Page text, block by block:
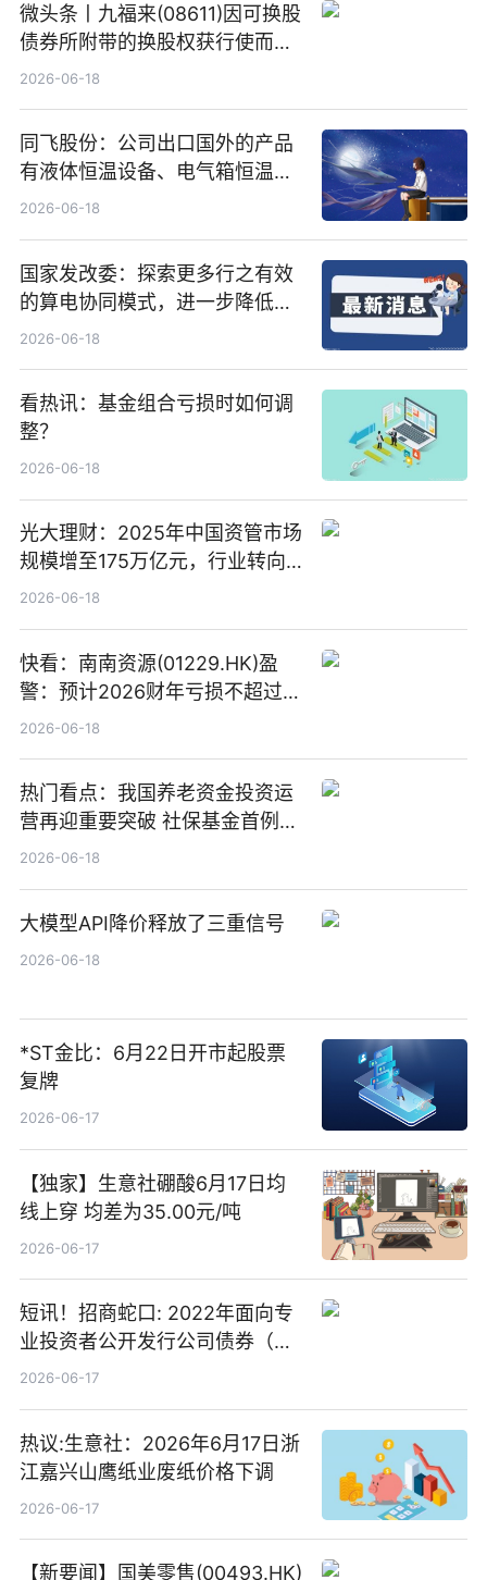
微头条丨九福来(08611)因可换股
债券所附带的换股权获行使而发
行5200万股
2026-06-18
同飞股份：公司出口国外的产品
有液体恒温设备、电气箱恒温装
置、纯水冷却单元和特种换热器
2026-06-18
国家发改委：探索更多行之有效
的算电协同模式，进一步降低网
络传输时延_最资讯
2026-06-18
看热讯：基金组合亏损时如何调
整？
2026-06-18
光大理财：2025年中国资管市场
规模增至175万亿元，行业转向
“量质并重”
2026-06-18
快看：南南资源(01229.HK)盈
警：预计2026财年亏损不超过
1000万港元
2026-06-18
热门看点：我国养老资金投资运
营再迎重要突破 社保基金首例期
货账户完成开立
2026-06-18
大模型API降价释放了三重信号
2026-06-18
*ST金比：6月22日开市起股票
复牌
2026-06-17
【独家】生意社硼酸6月17日均
线上穿 均差为35.00元/吨
2026-06-17
短讯！招商蛇口: 2022年面向专
业投资者公开发行公司债券（第
二期）（品种二）2026年付息公
2026-06-17
热议:生意社：2026年6月17日浙
江嘉兴山鹰纸业废纸价格下调
2026-06-17
【新要闻】国美零售(00493.HK)